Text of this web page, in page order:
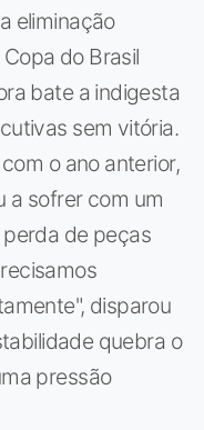
eliminação
do Brasil
bate a indigesta
sem vitória.
o ano anterior,
a sofrer com um
de peças
disparou
quebra o
pressão